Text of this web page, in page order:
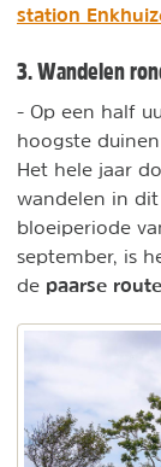
station
3. Wandelen
- Op een half
hoogste
Het hele jaar
wandelen in
bloeiperiode
september, is
de paarse route